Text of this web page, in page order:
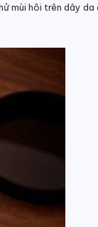
mùi hôi trên dây da